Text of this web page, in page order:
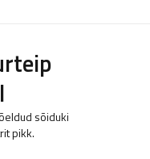
sõiduki
pikk.